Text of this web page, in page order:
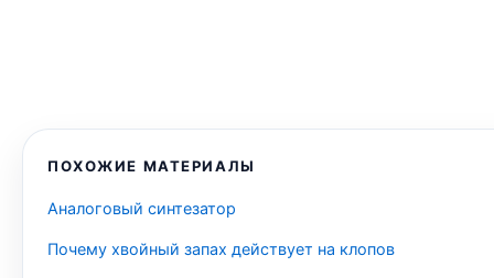
ПОХОЖИЕ МАТЕРИАЛЫ
Аналоговый синтезатор
Почему хвойный запах действует на клопов